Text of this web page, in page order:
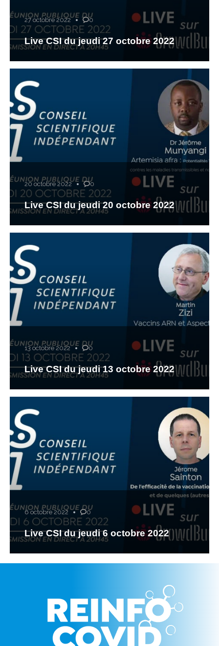
27 octobre 2022 0
Live CSI du jeudi 27 octobre 2022
20 octobre 2022 0
Live CSI du jeudi 20 octobre 2022
13 octobre 2022 0
Live CSI du jeudi 13 octobre 2022
6 octobre 2022 0
Live CSI du jeudi 6 octobre 2022